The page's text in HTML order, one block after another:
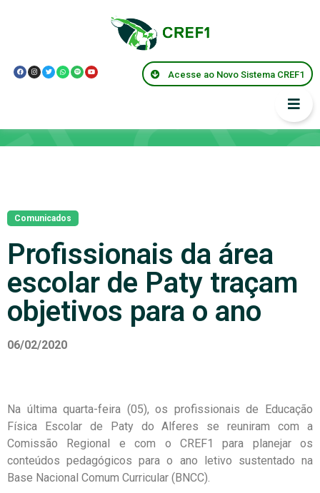
Acesse ao Novo Sistema CREF1
Comunicados
Profissionais da área
escolar de Paty traçam
objetivos para o ano
06/02/2020
Na última quarta-feira (05), os profissionais de Educação
Física Escolar de Paty do Alferes se reuniram com a
Comissão Regional e com o CREF1 para planejar os
conteúdos pedagógicos para o ano letivo sustentado na
Base Nacional Comum Curricular (BNCC).